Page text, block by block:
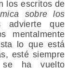
los escritos de
sobre los
advierte que
mentalmente
lo que está
esté siempre
ha vuelto